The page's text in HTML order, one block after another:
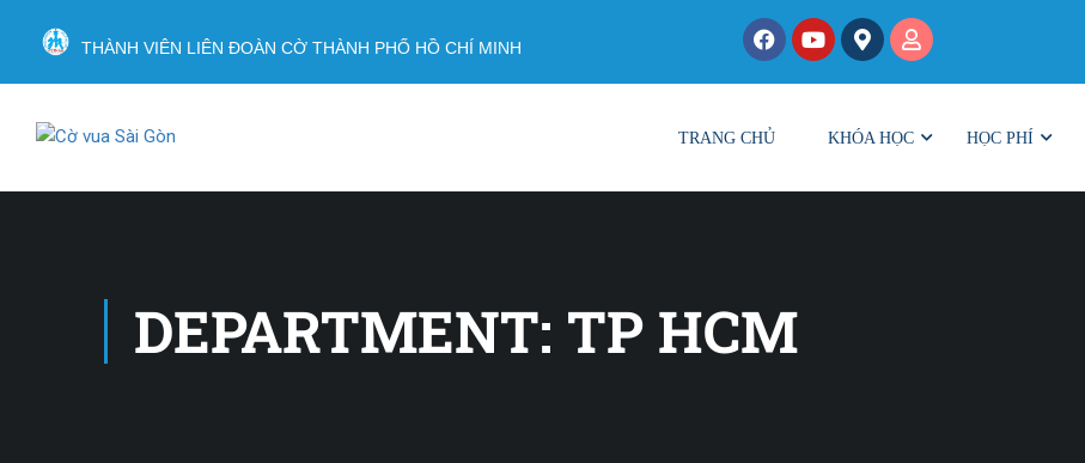
THÀNH VIÊN LIÊN ĐOÀN CỜ THÀNH PHỐ HỒ CHÍ MINH
TRANG CHỦ KHÓA HỌC HỌC PHÍ
DEPARTMENT: TP HCM